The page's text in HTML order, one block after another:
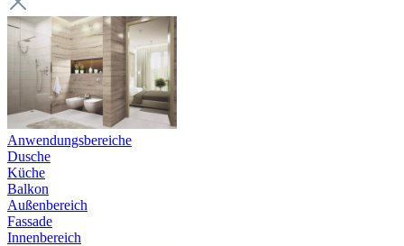
Anwendungsbereiche
Dusche
Küche
Balkon
Außenbereich
Fassade
Innenbereich